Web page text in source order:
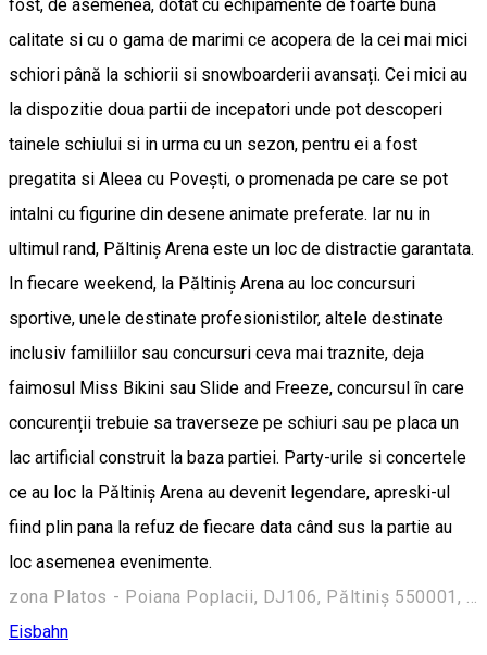
fost, de asemenea, dotat cu echipamente de foarte buna
calitate si cu o gama de marimi ce acopera de la cei mai mici
schiori până la schiorii si snowboarderii avansați. Cei mici au
la dispozitie doua partii de incepatori unde pot descoperi
tainele schiului si in urma cu un sezon, pentru ei a fost
pregatita si Aleea cu Povești, o promenada pe care se pot
intalni cu figurine din desene animate preferate. Iar nu in
ultimul rand, Păltiniș Arena este un loc de distractie garantata.
In fiecare weekend, la Păltiniș Arena au loc concursuri
sportive, unele destinate profesionistilor, altele destinate
inclusiv familiilor sau concursuri ceva mai traznite, deja
faimosul Miss Bikini sau Slide and Freeze, concursul în care
concurenții trebuie sa traverseze pe schiuri sau pe placa un
lac artificial construit la baza partiei. Party-urile si concertele
ce au loc la Păltiniș Arena au devenit legendare, apreski-ul
fiind plin pana la refuz de fiecare data când sus la partie au
loc asemenea evenimente.
zona Platos - Poiana Poplacii, DJ106, Păltiniș 550001, România
Eisbahn